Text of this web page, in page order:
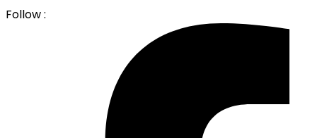
Follow :